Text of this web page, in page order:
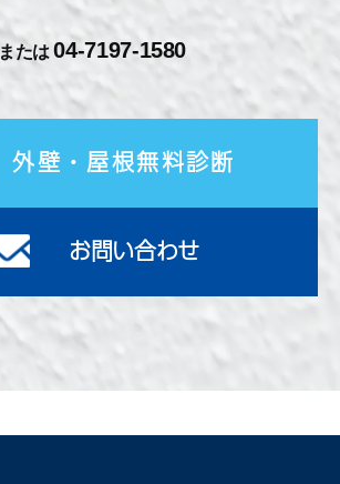
または04-7197-1580
外壁・屋根無料診断
お問い合わせ